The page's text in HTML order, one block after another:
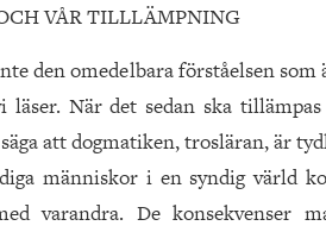
VÅR TILLLÄMPNING
den omedelbara förståelsen
När det sedan ska
att dogmatiken, trosläran, är
människor i en syndig värld
varandra. De konsekvenser